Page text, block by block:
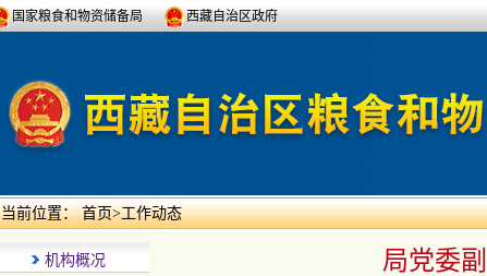
国家粮食和物资储备局 西藏自治区政府
当前位置：首页>工作动态
机构概况
局党委